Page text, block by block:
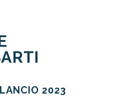
2023